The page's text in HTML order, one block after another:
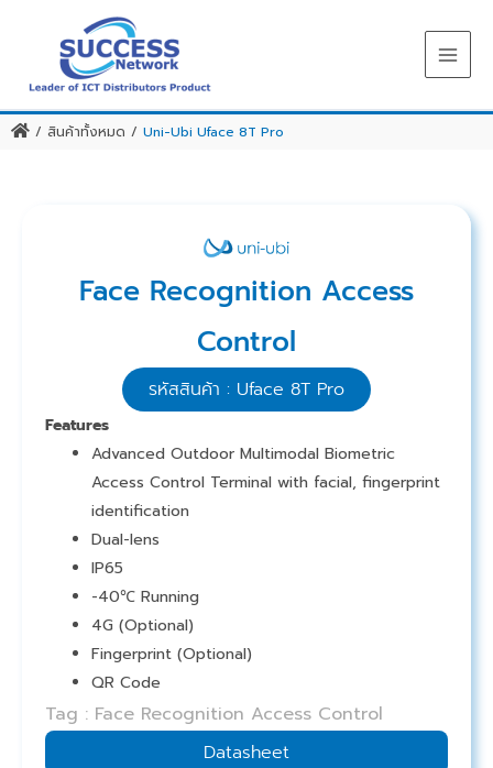
content
/ สินค้าทั้งหมด / Uni-Ubi Uface 8T Pro
Face Recognition Access
Control
รหัสสินค้า : Uface 8T Pro
Features
Advanced Outdoor Multimodal Biometric
Access Control Terminal with facial, fingerprint
identification
Dual-lens
IP65
-40℃ Running
4G (Optional)
Fingerprint (Optional)
QR Code
Tag : Face Recognition Access Control
Datasheet